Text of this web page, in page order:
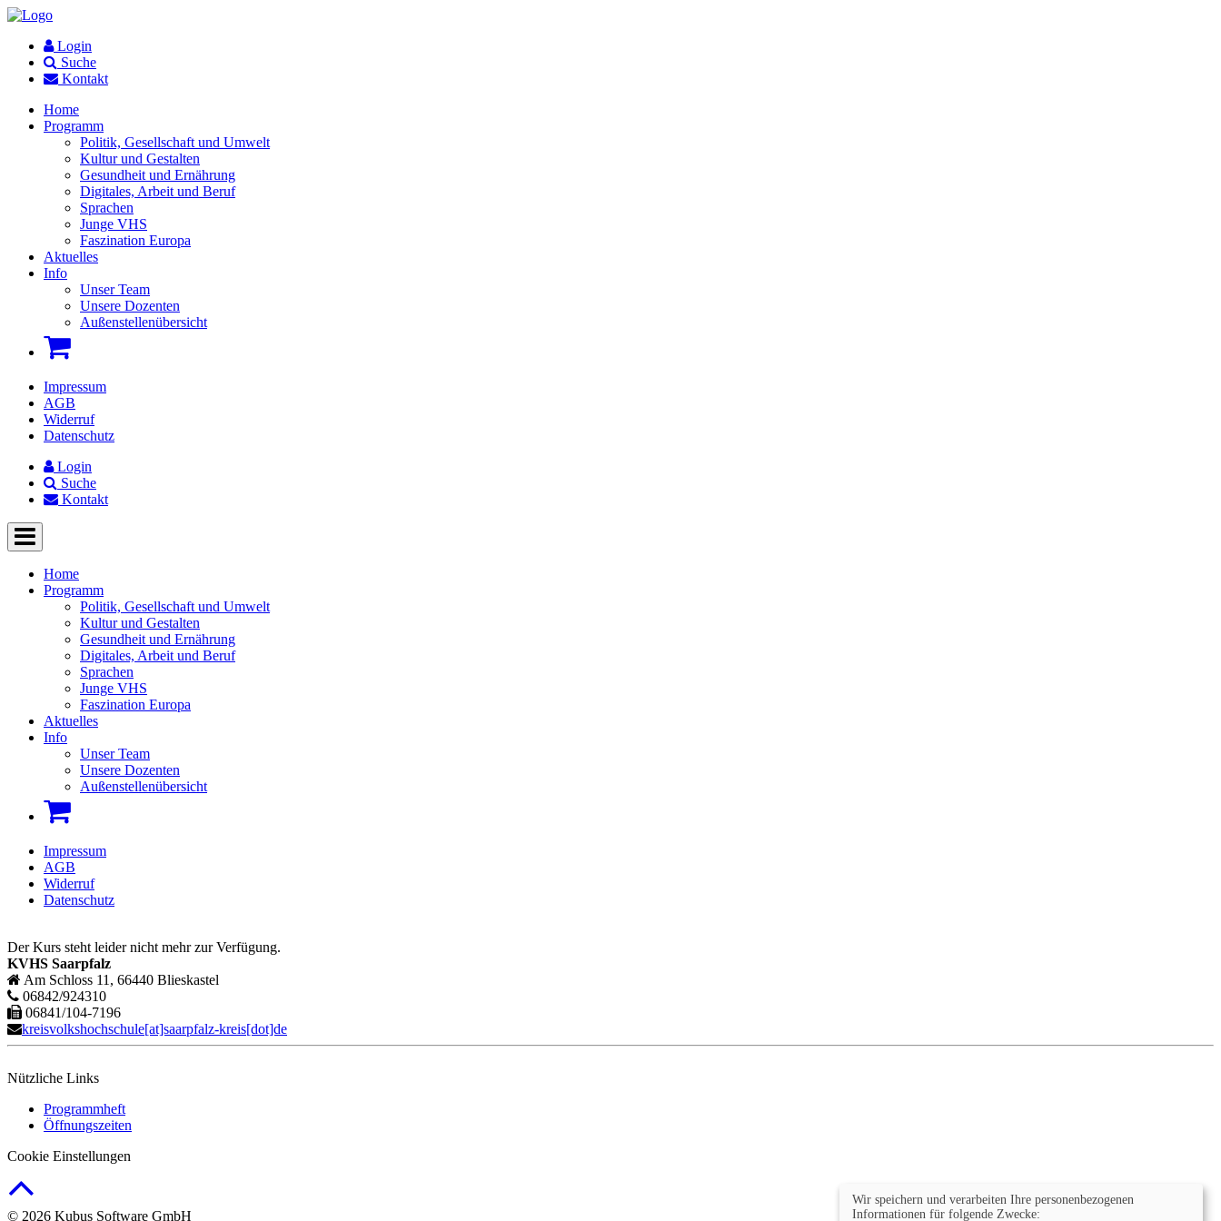
Login
Suche
Kontakt
Home
Programm
Politik, Gesellschaft und Umwelt
Kultur und Gestalten
Gesundheit und Ernährung
Digitales, Arbeit und Beruf
Sprachen
Junge VHS
Faszination Europa
Aktuelles
Info
Unser Team
Unsere Dozenten
Außenstellenübersicht
Impressum
AGB
Widerruf
Datenschutz
Login
Suche
Kontakt
Home
Programm
Politik, Gesellschaft und Umwelt
Kultur und Gestalten
Gesundheit und Ernährung
Digitales, Arbeit und Beruf
Sprachen
Junge VHS
Faszination Europa
Aktuelles
Info
Unser Team
Unsere Dozenten
Außenstellenübersicht
Impressum
AGB
Widerruf
Datenschutz
Der Kurs steht leider nicht mehr zur Verfügung.
KVHS Saarpfalz
Am Schloss 11, 66440 Blieskastel
06842/924310
06841/104-7196
kreisvolkshochschule[at]saarpfalz-kreis[dot]de
Nützliche Links
Programmheft
Öffnungszeiten
Cookie Einstellungen
© 2026 Kubus Software GmbH
Wir speichern und verarbeiten Ihre personenbezogenen
Informationen für folgende Zwecke: